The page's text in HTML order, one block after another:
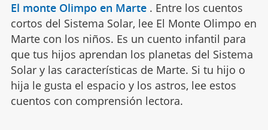
El monte Olimpo en Marte . Entre los cuentos
cortos del Sistema Solar, lee El Monte Olimpo en
Marte con los niños. Es un cuento infantil para
que tus hijos aprendan los planetas del Sistema
Solar y las características de Marte. Si tu hijo o
hija le gusta el espacio y los astros, lee estos
cuentos con comprensión lectora.